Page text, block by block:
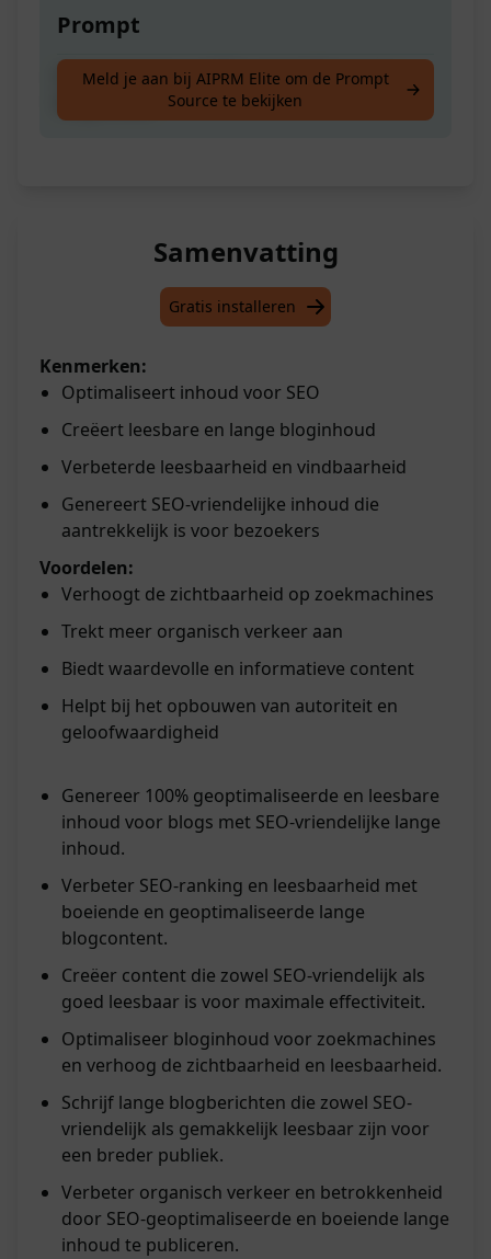
Prompt
Maak de beste en SEO-vriendelijke Lange
Meld je aan bij AIPRM Elite om de Prompt
Source te bekijken
Samenvatting
Gratis installeren
Kenmerken:
Optimaliseert inhoud voor SEO
Creëert leesbare en lange bloginhoud
Verbeterde leesbaarheid en vindbaarheid
Genereert SEO-vriendelijke inhoud die
aantrekkelijk is voor bezoekers
Voordelen:
Verhoogt de zichtbaarheid op zoekmachines
Trekt meer organisch verkeer aan
Biedt waardevolle en informatieve content
Helpt bij het opbouwen van autoriteit en
geloofwaardigheid
Genereer 100% geoptimaliseerde en leesbare
inhoud voor blogs met SEO-vriendelijke lange
inhoud.
Verbeter SEO-ranking en leesbaarheid met
boeiende en geoptimaliseerde lange
blogcontent.
Creëer content die zowel SEO-vriendelijk als
goed leesbaar is voor maximale effectiviteit.
Optimaliseer bloginhoud voor zoekmachines
en verhoog de zichtbaarheid en leesbaarheid.
Schrijf lange blogberichten die zowel SEO-
vriendelijk als gemakkelijk leesbaar zijn voor
een breder publiek.
Verbeter organisch verkeer en betrokkenheid
door SEO-geoptimaliseerde en boeiende lange
inhoud te publiceren.